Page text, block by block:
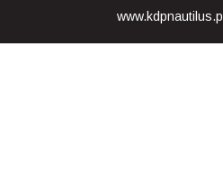
www.kdpnautilus.pl